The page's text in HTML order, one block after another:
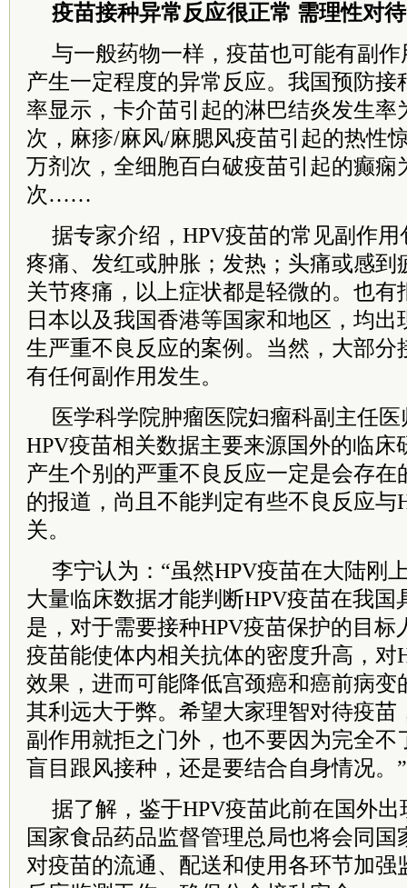
疫苗接种异常反应很正常 需理性对待
与一般药物一样，疫苗也可能有副
产生一定程度的异常反应。我国预防接
率显示，卡介苗引起的淋巴结炎发生率
次，麻疹/麻风/麻腮风疫苗引起的热性
万剂次，全细胞百白破疫苗引起的癫痫
次……
据专家介绍，HPV疫苗的常见副作
疼痛、发红或肿胀；发热；头痛或感到
关节疼痛，以上症状都是轻微的。也有
日本以及我国香港等国家和地区，均出
生严重不良反应的案例。当然，大部分
有任何副作用发生。
医学科学院肿瘤医院妇瘤科副主任
HPV疫苗相关数据主要来源国外的临床
产生个别的严重不良反应一定是会存在
的报道，尚且不能判定有些不良反应与
关。
李宁认为：“虽然HPV疫苗在大陆刚
大量临床数据才能判断HPV疫苗在我国
是，对于需要接种HPV疫苗保护的目标
疫苗能使体内相关抗体的密度升高，对
效果，进而可能降低宫颈癌和癌前病变
其利远大于弊。希望大家理智对待疫苗
副作用就拒之门外，也不要因为完全不
盲目跟风接种，还是要结合自身情况。”
据了解，鉴于HPV疫苗此前在国外
国家食品药品监督管理总局也将会同国
对疫苗的流通、配送和使用各环节加强